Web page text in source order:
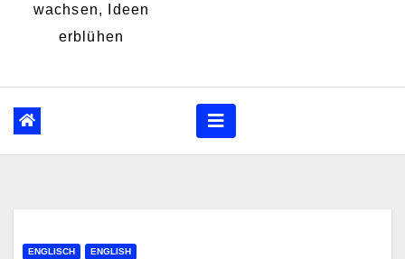
wachsen, Ideen
erblühen
ENGLISCH ENGLISH